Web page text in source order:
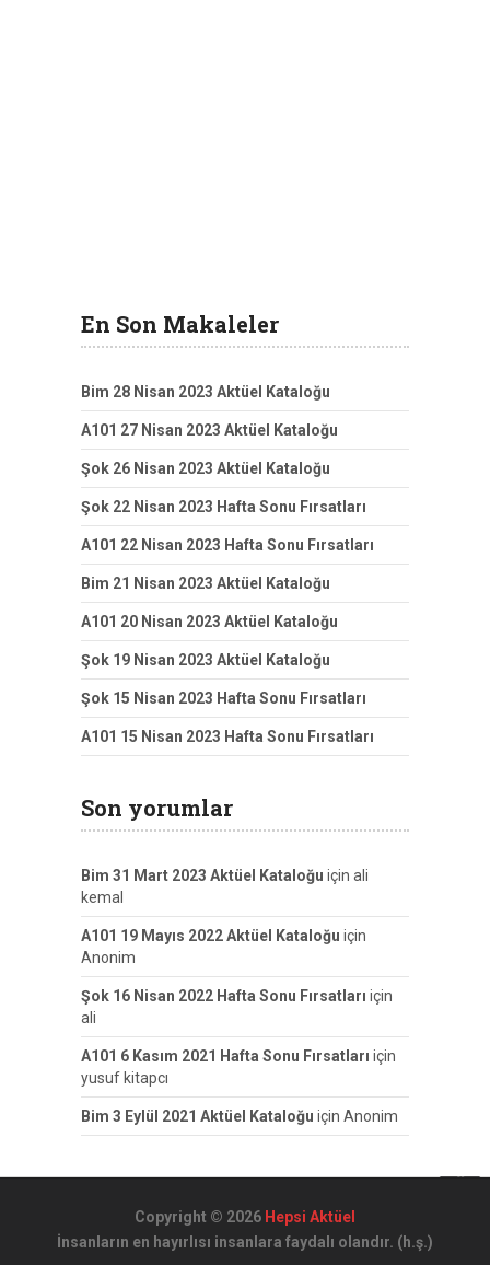
En Son Makaleler
Bim 28 Nisan 2023 Aktüel Kataloğu
A101 27 Nisan 2023 Aktüel Kataloğu
Şok 26 Nisan 2023 Aktüel Kataloğu
Şok 22 Nisan 2023 Hafta Sonu Fırsatları
A101 22 Nisan 2023 Hafta Sonu Fırsatları
Bim 21 Nisan 2023 Aktüel Kataloğu
A101 20 Nisan 2023 Aktüel Kataloğu
Şok 19 Nisan 2023 Aktüel Kataloğu
Şok 15 Nisan 2023 Hafta Sonu Fırsatları
A101 15 Nisan 2023 Hafta Sonu Fırsatları
Son yorumlar
Bim 31 Mart 2023 Aktüel Kataloğu için ali
kemal
A101 19 Mayıs 2022 Aktüel Kataloğu için
Anonim
Şok 16 Nisan 2022 Hafta Sonu Fırsatları için
ali
A101 6 Kasım 2021 Hafta Sonu Fırsatları için
yusuf kitapcı
Bim 3 Eylül 2021 Aktüel Kataloğu için Anonim
Copyright © 2026 Hepsi Aktüel
İnsanların en hayırlısı insanlara faydalı olandır. (h.ş.)